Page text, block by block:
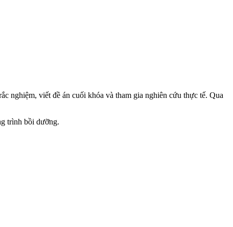
nghiệm, viết đề án cuối khóa và tham gia nghiên cứu thực tế. Qua
trình bồi dưỡng.